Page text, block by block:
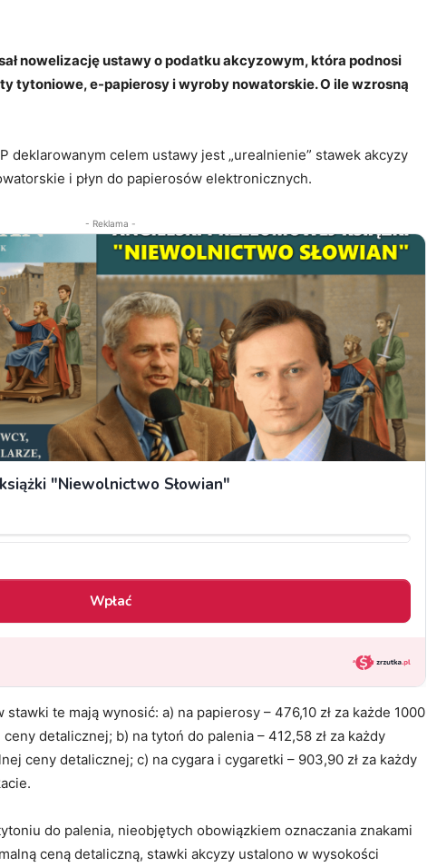
nowelizację ustawy o podatku akcyzowym, która podnosi
tytoniowe, e-papierosy i wyroby nowatorskie. O ile wzrosną
deklarowanym celem ustawy jest „urealnienie” stawek akcyzy
i płyn do papierosów elektronicznych.
- Reklama -
te mają wynosić: a) na papierosy – 476,10 zł za każde 1000
detalicznej; b) na tytoń do palenia – 412,58 zł za każdy
ceny detalicznej; c) na cygara i cygaretki – 903,90 zł za każdy
do palenia, nieobjętych obowiązkiem oznaczania znakami
ceną detaliczną, stawki akcyzy ustalono w wysokości